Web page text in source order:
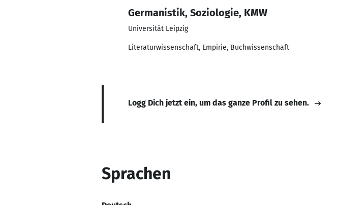
Germanistik, Soziologie, KMW
Universität Leipzig
Literaturwissenschaft, Empirie, Buchwissenschaft
Logg Dich jetzt ein, um das ganze Profil zu sehen.
Sprachen